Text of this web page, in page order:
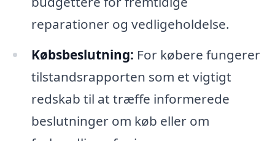
reparationer og vedligeholdelse.
Købsbeslutning: For købere fungerer
tilstandsrapporten som et vigtigt
redskab til at træffe informerede
beslutninger om køb eller om